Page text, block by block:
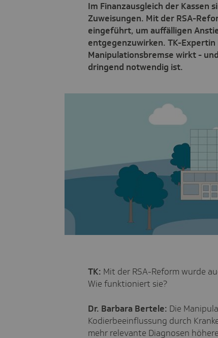
Im Finanzausgleich der Kassen
Zuweisungen. Mit der RSA-
eingeführt, um auffälligen
entgegenzuwirken. TK-
Manipulationsbremse wirkt -
dringend notwendig ist.
TK: Mit der RSA-Reform wurde
Wie funktioniert sie?
Dr. Barbara Bertele: Die
Kodierbeeinflussung durch
mehr relevante Diagnosen